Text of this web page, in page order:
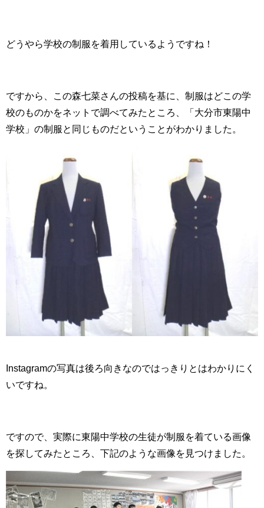
どうやら学校の制服を着用しているようですね！
ですから、この森七菜さんの投稿を基に、制服はどこの学
校のものかをネットで調べてみたところ、「大分市東陽中
学校」の制服と同じものだということがわかりました。
Instagramの写真は後ろ向きなのではっきりとはわかりにく
いですね。
ですので、実際に東陽中学校の生徒が制服を着ている画像
を探してみたところ、下記のような画像を見つけました。